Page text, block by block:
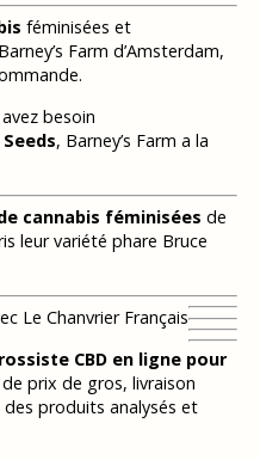
féminisées et
Farm d’Amsterdam,
besoin
, Barney’s Farm a la
cannabis féminisées de
leur variété phare Bruce
Le Chanvrier Français
CBD en ligne pour
prix de gros, livraison
produits analysés et